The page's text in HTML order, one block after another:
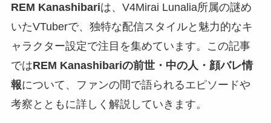
REM Kanashibariは、V4Mirai Lunalia所属の謎め
いたVTuberで、独特な配信スタイルと魅力的なキ
ャラクター設定で注目を集めています。この記事
ではREM Kanashibariの前世・中の人・顔バレ情
報について、ファンの間で語られるエピソードや
考察とともに詳しく解説していきます。